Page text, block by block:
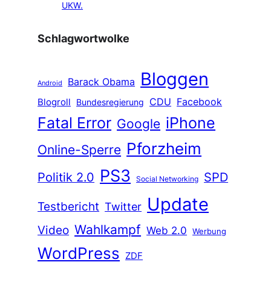
UKW.
Schlagwortwolke
Android Barack Obama Bloggen
Blogroll Bundesregierung CDU Facebook
Fatal Error Google iPhone
Online-Sperre Pforzheim
Politik 2.0 PS3 Social Networking
SPD
Testbericht Twitter Update
Video Wahlkampf Web 2.0 Werbung
WordPress ZDF